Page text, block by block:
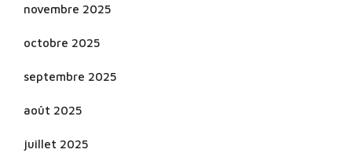
novembre 2025
octobre 2025
septembre 2025
août 2025
juillet 2025